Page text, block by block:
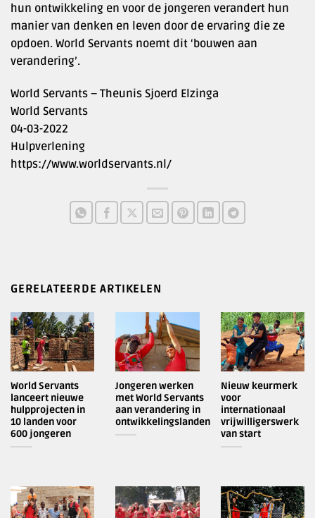
hun ontwikkeling en voor de jongeren verandert hun
manier van denken en leven door de ervaring die ze
opdoen. World Servants noemt dit ‘bouwen aan
verandering’.
World Servants – Theunis Sjoerd Elzinga
World Servants
04-03-2022
Hulpverlening
https://www.worldservants.nl/
GERELATEERDE ARTIKELEN
World Servants
lanceert nieuwe
hulpprojecten in
10 landen voor
600 jongeren
Jongeren werken
met World Servants
aan verandering in
ontwikkelingslanden
Nieuw keurmerk
voor
internationaal
vrijwilligerswerk
van start